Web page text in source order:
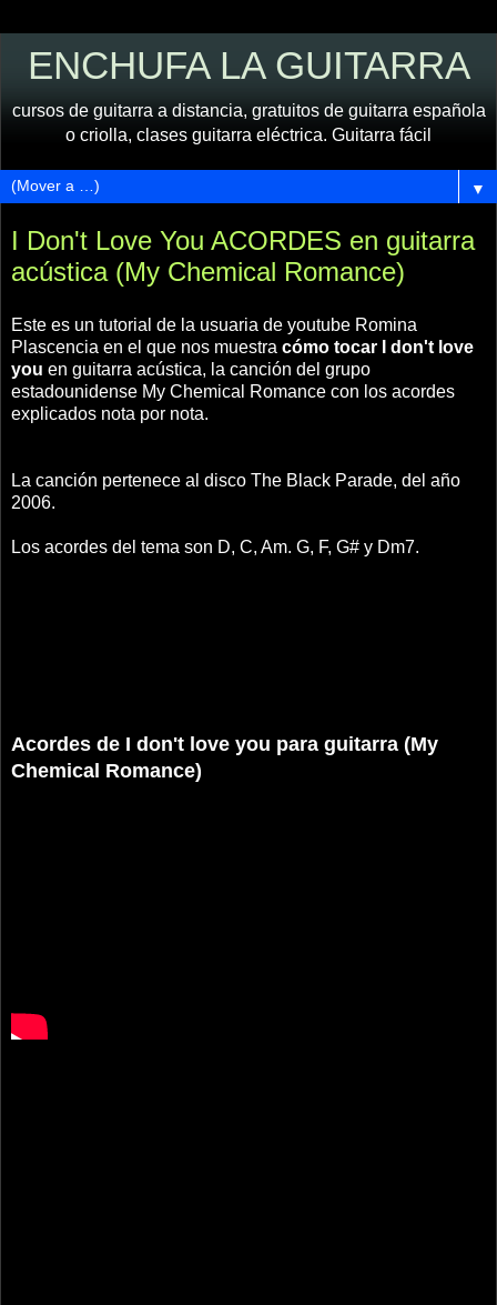
ENCHUFA LA GUITARRA
cursos de guitarra a distancia, gratuitos de guitarra española
o criolla, clases guitarra eléctrica. Guitarra fácil
▼
I Don't Love You ACORDES en guitarra
acústica (My Chemical Romance)
Este es un tutorial de la usuaria de youtube Romina
Plascencia en el que nos muestra cómo tocar I don't love
you en guitarra acústica, la canción del grupo
estadounidense My Chemical Romance con los acordes
explicados nota por nota.
La canción pertenece al disco The Black Parade, del año
2006.
Los acordes del tema son D, C, Am. G, F, G# y Dm7.
Acordes de I don't love you para guitarra (My
Chemical Romance)